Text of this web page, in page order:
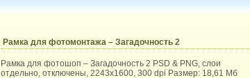
Рамка для фотомонтажа – Загадочность 2
Рамка для фотошоп – Загадочность 2 PSD & PNG, слои
отдельно, отключены, 2243x1600, 300 dpi Размер: 18,61 Мб